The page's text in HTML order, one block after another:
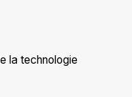
la technologie